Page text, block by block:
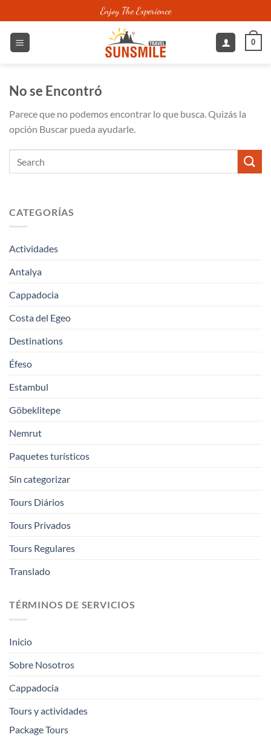
al
contenido
Enjoy The Experience
0
No se Encontró
Parece que no podemos encontrar lo que busca. Quizás la
opción Buscar pueda ayudarle.
CATEGORÍAS
Actividades
Antalya
Cappadocia
Costa del Egeo
Destinations
Éfeso
Estambul
Göbeklitepe
Nemrut
Paquetes turísticos
Sin categorizar
Tours Diários
Tours Privados
Tours Regulares
Translado
TÉRMINOS DE SERVICIOS
Inicio
Sobre Nosotros
Cappadocia
Tours y actividades
Package Tours